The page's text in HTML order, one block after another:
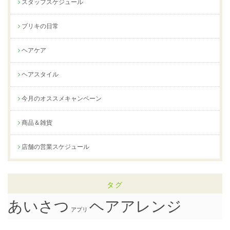
スタッフスケジュール
ブリキの日常
ヘアケア
ヘアスタイル
今月のオススメキャンペーン
商品＆雑貨
店舗の営業スケジュール
タグ
あいさつ アプリ ヘアアレンジ